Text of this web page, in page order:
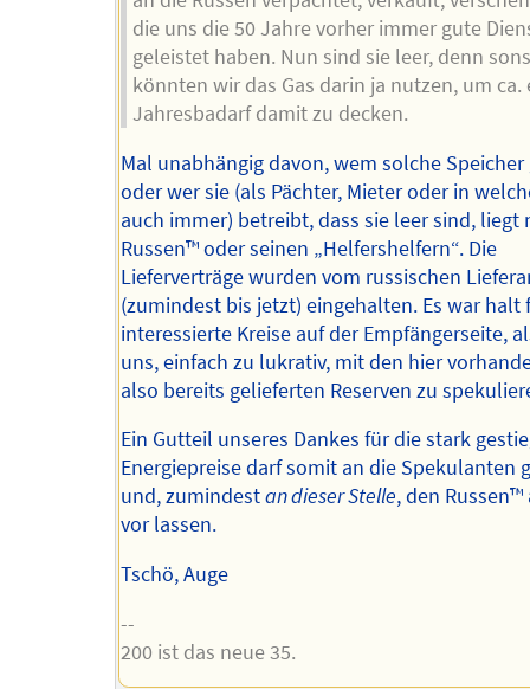
die uns die 50 Jahre vorher immer gute
geleistet haben. Nun sind sie leer, denn
könnten wir das Gas darin ja nutzen, um ca.
Jahresbadarf damit zu decken.
Mal unabhängig davon, wem solche
oder wer sie (als Pächter, Mieter oder in
auch immer) betreibt, dass sie leer sind, liegt
Russen™️ oder seinen „Helfershelfern“. Die
Lieferverträge wurden vom russischen
(zumindest bis jetzt) eingehalten. Es war halt
interessierte Kreise auf der Empfängerseite,
uns, einfach zu lukrativ, mit den hier
also bereits gelieferten Reserven zu
Ein Gutteil unseres Dankes für die stark
Energiepreise darf somit an die Spekulanten
und, zumindestan dieser Stelle, den
vor lassen.
Tschö, Auge
--
200 ist das neue 35.